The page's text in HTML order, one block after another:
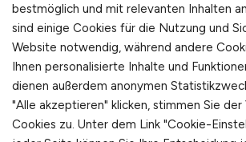
Für Arbeitgeber
Stellenanzeigen schalten
Mediadaten & Konditionen
Arbeitgeber Seite
bestmöglich und mit relevanten Inhalten
sind einige Cookies für die Nutzung und
Website notwendig, während andere
Ihnen personalisierte Inhalte und
dienen außerdem anonymen
"Alle akzeptieren" klicken, stimmen Sie
Cookies zu. Unter dem Link "Cookie-